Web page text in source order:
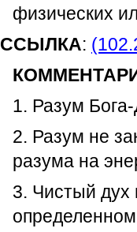
физических
ССЫЛКА:
1. Разум
2. Разум не
разума на
3. Чистый дух